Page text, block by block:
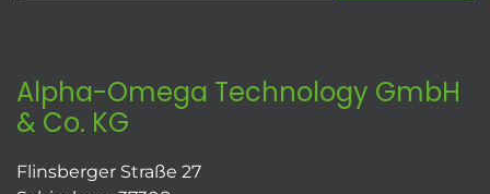
Alpha-Omega Technology GmbH
& Co. KG
Flinsberger Straße 27